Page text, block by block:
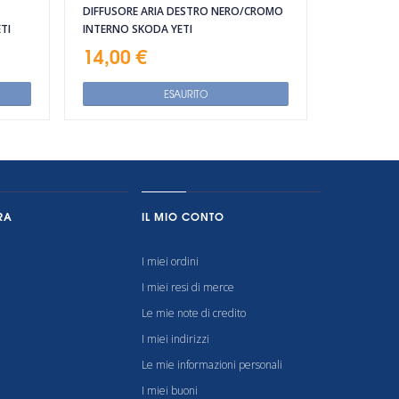
DIFFUSORE ARIA DESTRO NERO/CROMO
INTERNO SKODA YETI
14,00 €
ESAURITO
IL MIO CONTO
I miei ordini
I miei resi di merce
Le mie note di credito
I miei indirizzi
Le mie informazioni personali
I miei buoni